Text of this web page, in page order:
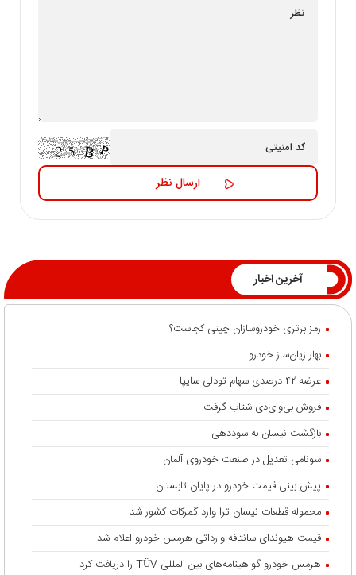
آخرین اخبار
رمز برتری خودروسازان چینی کجاست؟
بهار زیان‌ساز خودرو
عرضه ۴۲ درصدی سهام تودلی سایپا
فروش بی‌وای‌دی شتاب گرفت
بازگشت نیسان به سوددهی
سونامی تعدیل در صنعت خودروی آلمان
پیش بینی قیمت خودرو در پایان تابستان
محموله قطعات نیسان ترا وارد گمرکات کشور شد
قیمت هیوندای سانتافه وارداتی هرمس خودرو اعلام شد
هرمس خودرو گواهینامه‌های بین المللی TÜV را دریافت کرد